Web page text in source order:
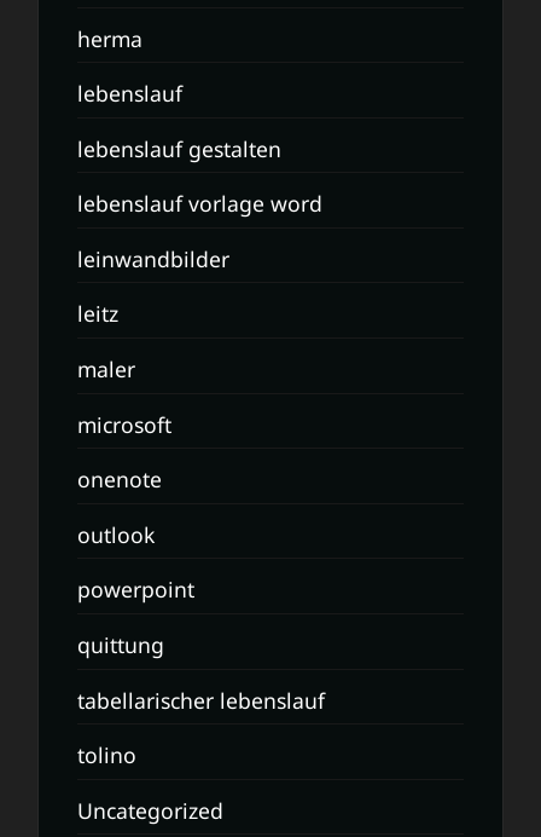
herma
lebenslauf
lebenslauf gestalten
lebenslauf vorlage word
leinwandbilder
leitz
maler
microsoft
onenote
outlook
powerpoint
quittung
tabellarischer lebenslauf
tolino
Uncategorized